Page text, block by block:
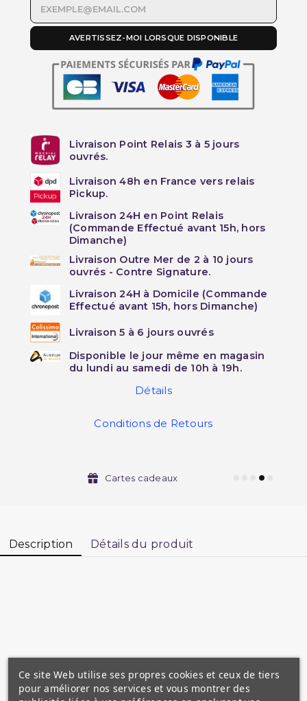
AVERTISSEZ-MOI LORSQUE DISPONIBLE
Livraison Point Relais 3 à 5 jours
ouvrés.
Livraison 48h en France vers relais
Pickup.
Livraison 24H en Point Relais
(Commande Effectué avant 15h, hors
Dimanche)
Livraison Outre Mer de 2 à 10 jours
ouvrés - Contre Signature.
Livraison 24H à Domicile (Commande
Effectué avant 15h, hors Dimanche)
Livraison 5 à 6 jours ouvrés
Disponible le jour même en magasin
du lundi au samedi de 10h à 19h.
Détails
Conditions de Retours
Cartes cadeaux
Description Détails du produit
'Adima min Qawa'id Al Islam)
Ce site Web utilise ses propres cookies et ceux de tiers
pour améliorer nos services et vous montrer des